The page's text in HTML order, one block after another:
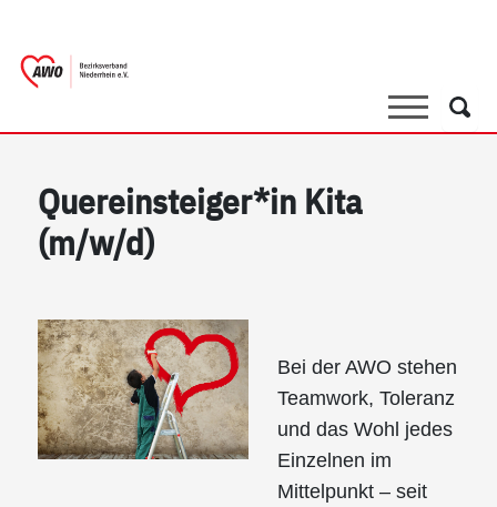
SucheSuche
Quereinsteiger*in Kita
(m/w/d)
Bei der AWO stehen
Teamwork, Toleranz
und das Wohl jedes
Einzelnen im
Mittelpunkt – seit